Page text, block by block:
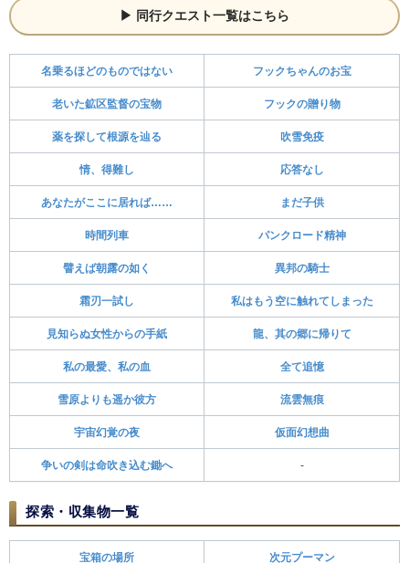
同行クエスト一覧はこちら
名乗るほどのものではない フックちゃんのお宝
老いた鉱区監督の宝物 フックの贈り物
薬を探して根源を辿る 吹雪免疫
情、得難し 応答なし
あなたがここに居れば…… まだ子供
時間列車 パンクロード精神
譬えば朝露の如く 異邦の騎士
霜刃一試し 私はもう空に触れてしまった
見知らぬ女性からの手紙 龍、其の郷に帰りて
私の最愛、私の血 全て追憶
雪原よりも遥か彼方 流雲無痕
宇宙幻覚の夜 仮面幻想曲
争いの剣は命吹き込む鋤へ -
探索・収集物一覧
宝箱の場所 次元プーマン